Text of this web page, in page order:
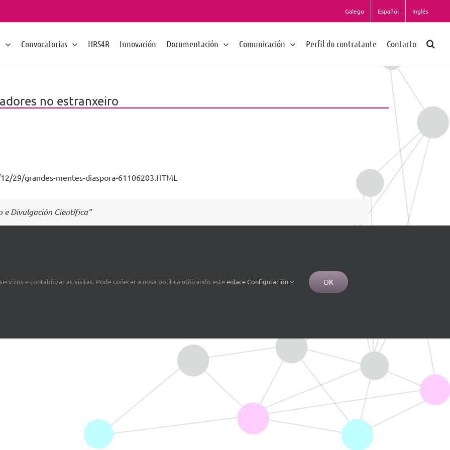
Galego Español Inglés
Convocatorias HRS4R Innovación Documentación Comunicación Perfil do contratante Contacto
no estranxeiro
29/grandes-mentes-diaspora-61106203.HTML
e Divulgación Científica”
e contabilizar as visitas. Pode coñecer a nosa política utilizando esteenlaceConfiguración OK